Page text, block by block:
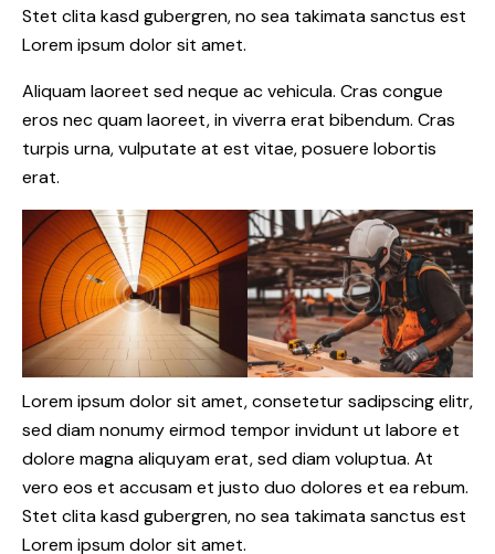
Stet clita kasd gubergren, no sea takimata sanctus est
Lorem ipsum dolor sit amet.
Aliquam laoreet sed neque ac vehicula. Cras congue
eros nec quam laoreet, in viverra erat bibendum. Cras
turpis urna, vulputate at est vitae, posuere lobortis
erat.
Lorem ipsum dolor sit amet, consetetur sadipscing elitr,
sed diam nonumy eirmod tempor invidunt ut labore et
dolore magna aliquyam erat, sed diam voluptua. At
vero eos et accusam et justo duo dolores et ea rebum.
Stet clita kasd gubergren, no sea takimata sanctus est
Lorem ipsum dolor sit amet.